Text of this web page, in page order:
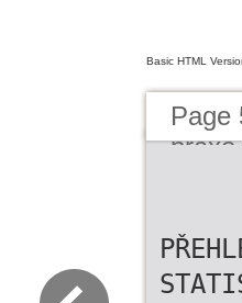
Basic HTML
Page
praxe